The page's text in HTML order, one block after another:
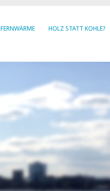
FERNWÄRME HOLZ STATT KOHLE?